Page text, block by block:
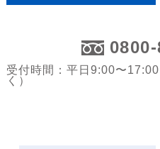
受付時間：平日9:00〜
く）